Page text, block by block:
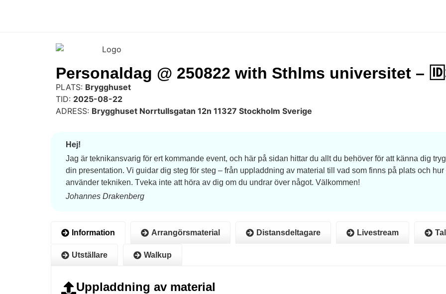
Personaldag @ 250822 with Sthlms universitet –
PLATS: Brygghuset
TID: 2025-08-22
ADRESS: Brygghuset Norrtullsgatan 12n 11327 Stockholm Sverige
Hej!
Jag är teknikansvarig för ert kommande event, och här på sidan hittar du allt du behöver för att känna dig
din presentation. Vi guidar dig steg för steg – från uppladdning av material till vad som finns på plats och hur
använder tekniken. Tveka inte att höra av dig om du undrar över något. Välkommen!
Johannes Drakenberg
Information Arrangörsmaterial Distansdeltagare Livestream
Utställare Walkup
Uppladdning av material